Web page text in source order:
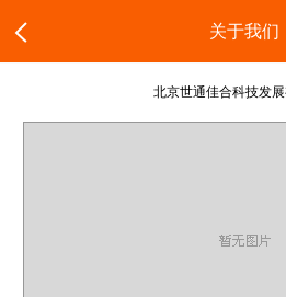
关于我们
北京世通佳合科技发展